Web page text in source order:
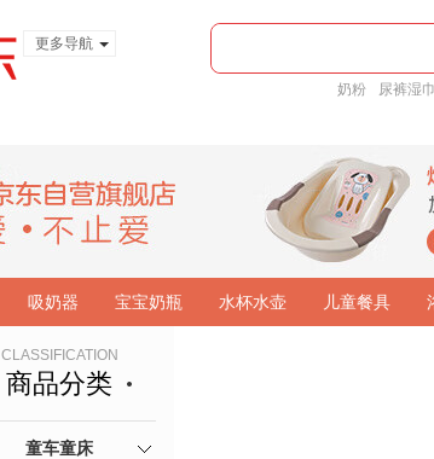
更多导航
奶粉 尿裤湿巾
吸奶器 宝宝奶瓶 水杯水壶 儿童餐具
CLASSIFICATION
商品分类
童车童床